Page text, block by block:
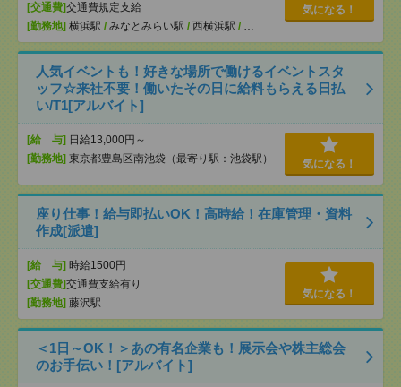
[交通費]交通費規定支給
[勤務地] 横浜駅 / みなとみらい駅 / 西横浜駅 / …
気になる！
人気イベントも！好きな場所で働けるイベントスタ
ッフ☆来社不要！働いたその日に給料もらえる日払
い/T1[アルバイト]
[給 与] 日給13,000円～
[勤務地] 東京都豊島区南池袋（最寄り駅：池袋駅） 気になる！
座り仕事！給与即払いOK！高時給！在庫管理・資料
作成[派遣]
[給 与] 時給1500円
[交通費]交通費支給有り
[勤務地] 藤沢駅
気になる！
＜1日～OK！＞あの有名企業も！展示会や株主総会
のお手伝い！[アルバイト]